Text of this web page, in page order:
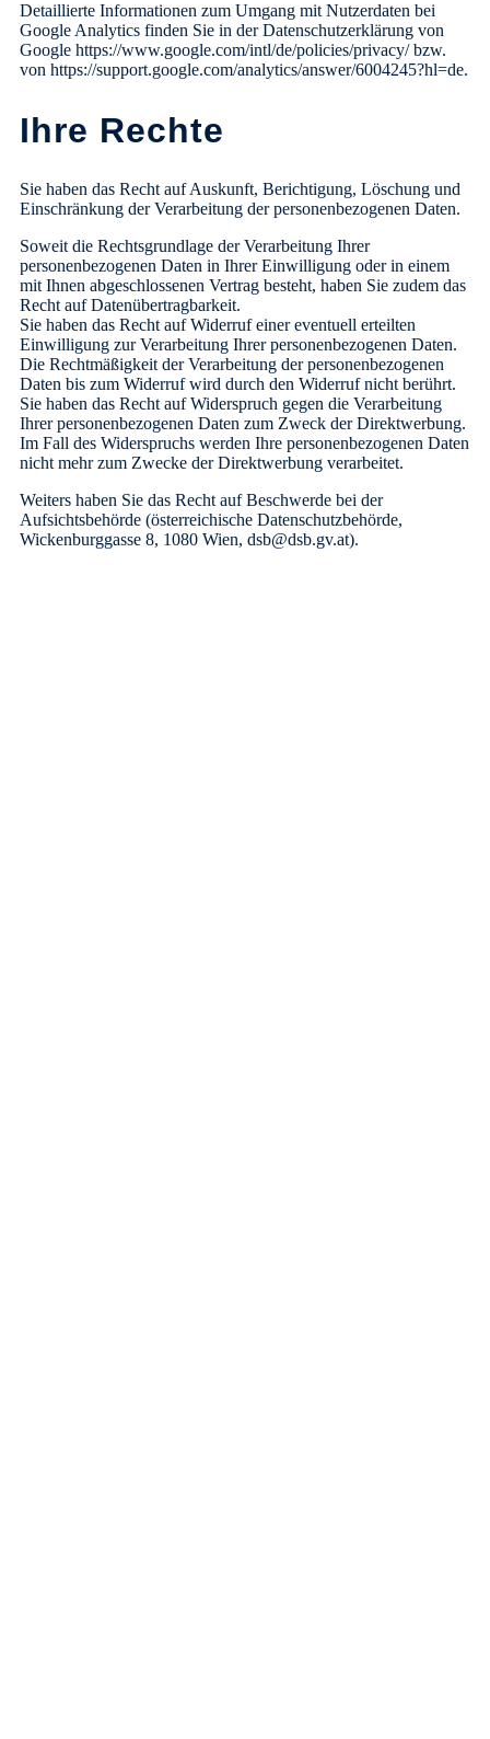
Detaillierte Informationen zum Umgang mit Nutzerdaten bei
Google Analytics finden Sie in der Datenschutzerklärung von
Google https://www.google.com/intl/de/policies/privacy/ bzw.
von https://support.google.com/analytics/answer/6004245?hl=de.
Ihre Rechte
Sie haben das Recht auf Auskunft, Berichtigung, Löschung und
Einschränkung der Verarbeitung der personenbezogenen Daten.
Soweit die Rechtsgrundlage der Verarbeitung Ihrer
personenbezogenen Daten in Ihrer Einwilligung oder in einem
mit Ihnen abgeschlossenen Vertrag besteht, haben Sie zudem das
Recht auf Datenübertragbarkeit.
Sie haben das Recht auf Widerruf einer eventuell erteilten
Einwilligung zur Verarbeitung Ihrer personenbezogenen Daten.
Die Rechtmäßigkeit der Verarbeitung der personenbezogenen
Daten bis zum Widerruf wird durch den Widerruf nicht berührt.
Sie haben das Recht auf Widerspruch gegen die Verarbeitung
Ihrer personenbezogenen Daten zum Zweck der Direktwerbung.
Im Fall des Widerspruchs werden Ihre personenbezogenen Daten
nicht mehr zum Zwecke der Direktwerbung verarbeitet.
Weiters haben Sie das Recht auf Beschwerde bei der
Aufsichtsbehörde (österreichische Datenschutzbehörde,
Wickenburggasse 8, 1080 Wien, dsb@dsb.gv.at).